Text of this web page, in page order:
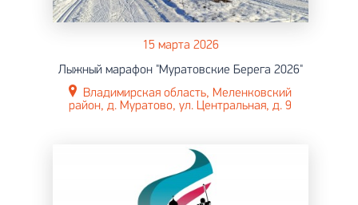
15 марта 2026
Лыжный марафон "Муратовские Берега 2026"
Владимирская область, Меленковский
район, д. Муратово, ул. Центральная, д. 9